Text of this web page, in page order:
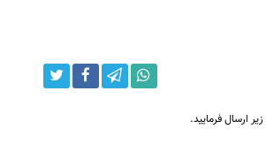
ارسال فرمایید.